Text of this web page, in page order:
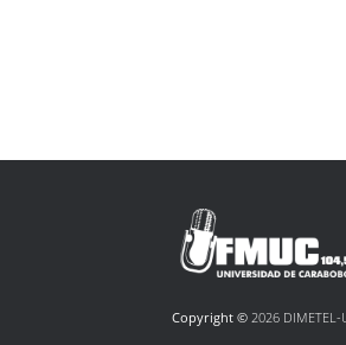
Copyright © 2026 DIMETEL-